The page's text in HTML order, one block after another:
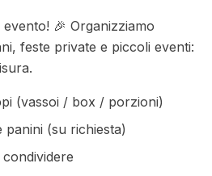
🎉 Organizziamo
feste private e piccoli eventi:
(vassoi / box / porzioni)
panini (su richiesta)